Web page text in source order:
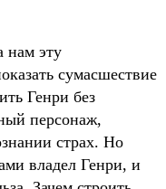
нам эту
сумасшествие
Генри без
персонаж,
страх. Но
владел Генри, и